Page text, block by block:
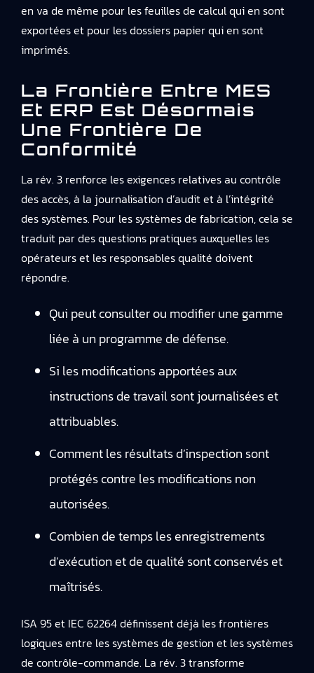
en va de même pour les feuilles de calcul qui en sont
exportées et pour les dossiers papier qui en sont
imprimés.
La Frontière Entre MES
Et ERP Est Désormais
Une Frontière De
Conformité
La rév. 3 renforce les exigences relatives au contrôle
des accès, à la journalisation d’audit et à l’intégrité
des systèmes. Pour les systèmes de fabrication, cela se
traduit par des questions pratiques auxquelles les
opérateurs et les responsables qualité doivent
répondre.
Qui peut consulter ou modifier une gamme
liée à un programme de défense.
Si les modifications apportées aux
instructions de travail sont journalisées et
attribuables.
Comment les résultats d’inspection sont
protégés contre les modifications non
autorisées.
Combien de temps les enregistrements
d’exécution et de qualité sont conservés et
maîtrisés.
ISA 95 et IEC 62264 définissent déjà les frontières
logiques entre les systèmes de gestion et les systèmes
de contrôle-commande. La rév. 3 transforme